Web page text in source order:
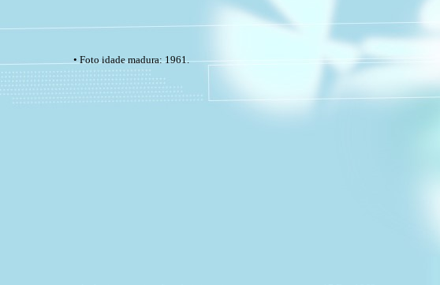
• Foto idade madura: 1961.